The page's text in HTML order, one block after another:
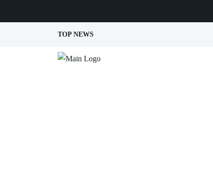
TOP NEWS